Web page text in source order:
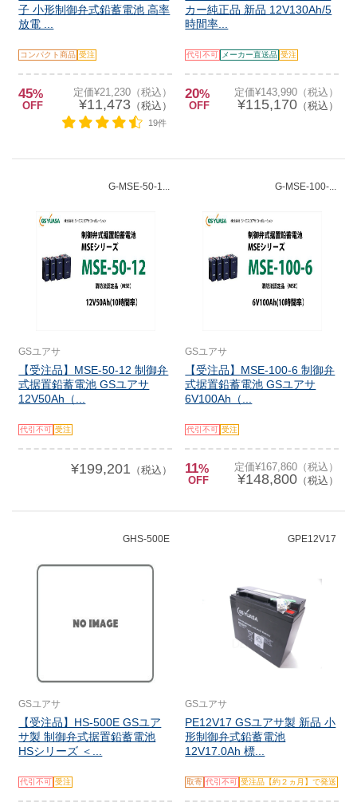
子 小形制御弁式鉛蓄電池 高率
放電 ...
コンパクト商品 受注
45%
OFF
定価¥21,230（税込）
¥11,473（税込）
19件
カー純正品 新品 12V130Ah/5
時間率...
代引不可 メーカー直送品 受注
20%
OFF
定価¥143,990（税込）
¥115,170（税込）
G-MSE-50-1...
GSユアサ
【受注品】MSE-50-12 制御弁
式据置鉛蓄電池 GSユアサ
12V50Ah（...
代引不可 受注
¥199,201 （税込）
G-MSE-100-...
GSユアサ
【受注品】MSE-100-6 制御弁
式据置鉛蓄電池 GSユアサ
6V100Ah（...
代引不可 受注
11%
OFF
定価¥167,860（税込）
¥148,800（税込）
GHS-500E
GSユアサ
【受注品】HS-500E GSユア
サ製 制御弁式据置鉛蓄電池
HSシリーズ ＜...
代引不可 受注
GPE12V17
GSユアサ
PE12V17 GSユアサ製 新品 小
形制御弁式鉛蓄電池
12V17.0Ah 標...
取寄 代引不可 受注品【約２ヵ月】で発送